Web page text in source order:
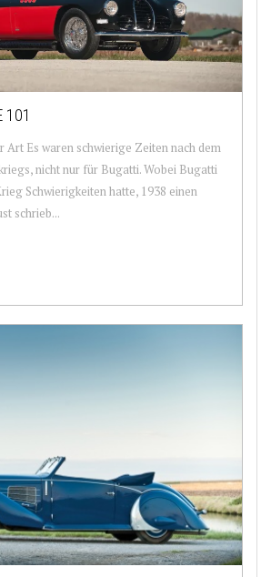
101
Art Es waren schwierige Zeiten nach dem
nicht nur für Bugatti. Wobei Bugatti
Schwierigkeiten hatte, 1938 einen
schrieb...